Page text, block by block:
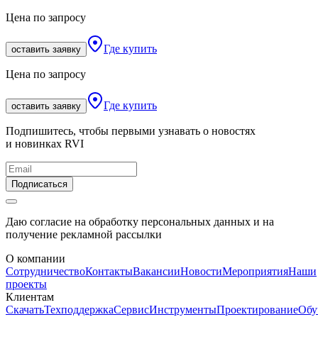
Цена по запросу
оставить заявку Где купить
Цена по запросу
оставить заявку Где купить
Подпишитесь, чтобы первыми узнавать о новостях
и новинках RVI
Подписаться
Даю согласие на обработку персональных данных и на
получение рекламной рассылки
О компании
СотрудничествоКонтактыВакансииНовостиМероприятияНаши
проекты
Клиентам
СкачатьТехподдержкаСервисИнструментыПроектирование